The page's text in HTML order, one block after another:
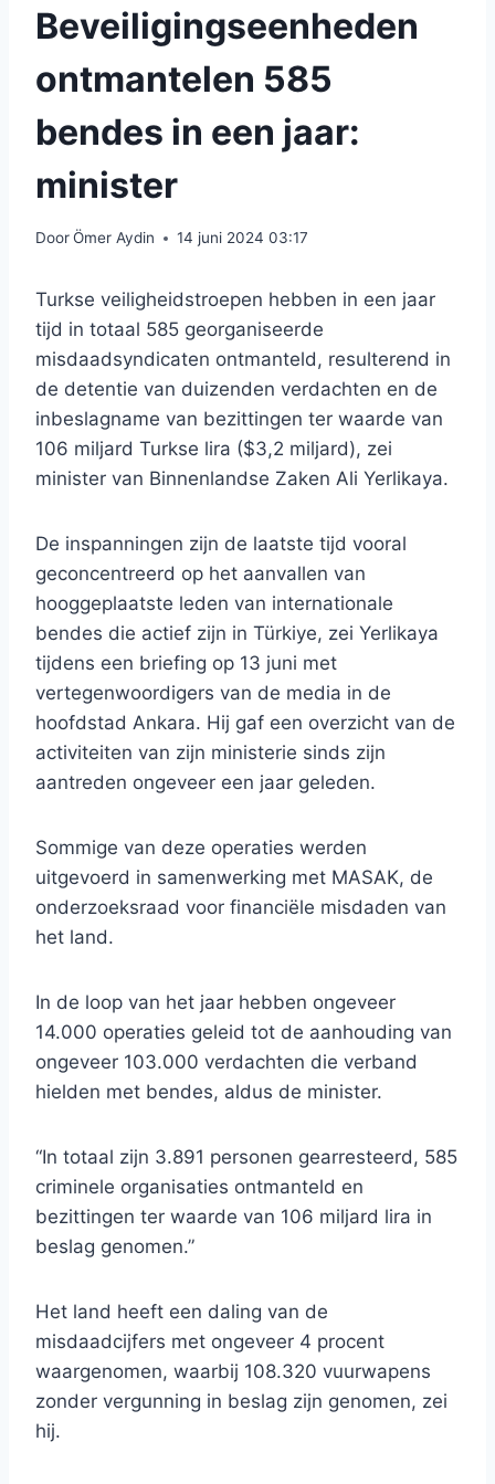
Beveiligingseenheden
ontmantelen 585
bendes in een jaar:
minister
DoorÖmer Aydin 14 juni 2024 03:17
Turkse veiligheidstroepen hebben in een jaar
tijd in totaal 585 georganiseerde
misdaadsyndicaten ontmanteld, resulterend in
de detentie van duizenden verdachten en de
inbeslagname van bezittingen ter waarde van
106 miljard Turkse lira ($3,2 miljard), zei
minister van Binnenlandse Zaken Ali Yerlikaya.
De inspanningen zijn de laatste tijd vooral
geconcentreerd op het aanvallen van
hooggeplaatste leden van internationale
bendes die actief zijn in Türkiye, zei Yerlikaya
tijdens een briefing op 13 juni met
vertegenwoordigers van de media in de
hoofdstad Ankara. Hij gaf een overzicht van de
activiteiten van zijn ministerie sinds zijn
aantreden ongeveer een jaar geleden.
Sommige van deze operaties werden
uitgevoerd in samenwerking met MASAK, de
onderzoeksraad voor financiële misdaden van
het land.
In de loop van het jaar hebben ongeveer
14.000 operaties geleid tot de aanhouding van
ongeveer 103.000 verdachten die verband
hielden met bendes, aldus de minister.
“In totaal zijn 3.891 personen gearresteerd, 585
criminele organisaties ontmanteld en
bezittingen ter waarde van 106 miljard lira in
beslag genomen.”
Het land heeft een daling van de
misdaadcijfers met ongeveer 4 procent
waargenomen, waarbij 108.320 vuurwapens
zonder vergunning in beslag zijn genomen, zei
hij.